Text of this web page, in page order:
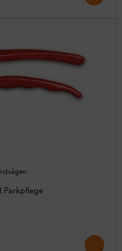
Parkpflege